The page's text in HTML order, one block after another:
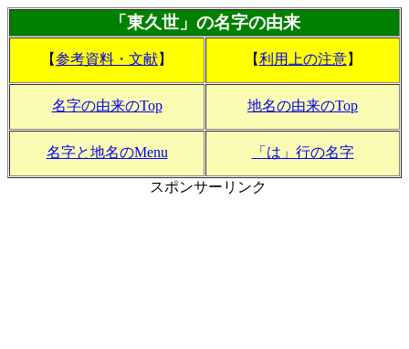
「東久世」の名字の由来
【参考資料・文献】 【利用上の注意】
名字の由来のTop 地名の由来のTop
名字と地名のMenu 「は」行の名字
スポンサーリンク